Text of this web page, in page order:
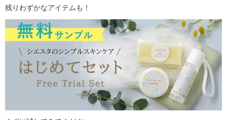
残りわずかなアイテムも！